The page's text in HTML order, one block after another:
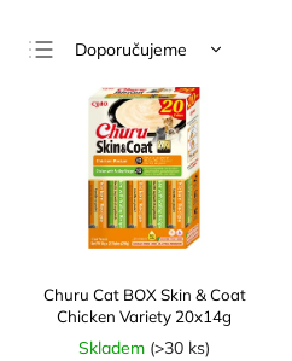
Doporučujeme
Nejlevnější
Nejdražší
Nejprodávanější
Abecedně
Churu Cat BOX Skin & Coat
Chicken Variety 20x14g
Skladem (>30 ks)